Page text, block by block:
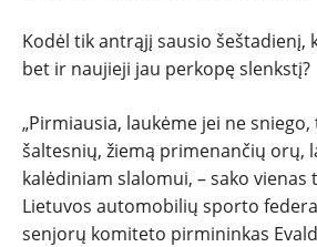
Kodėl tik antrąjį sausio šeštadienį,
bet ir naujieji jau perkopę slenkstį?
„Pirmiausia, laukėme jei ne
šaltesnių, žiemą primenančių orų,
kalėdiniam slalomui, – sako
Lietuvos automobilių sporto
senjorų komiteto pirmininkas